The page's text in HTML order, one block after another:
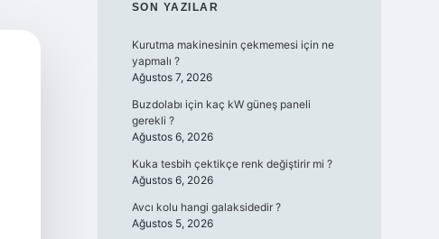
SIDEBAR
SON YAZILAR
Kurutma makinesinin çekmemesi için ne
yapmalı ?
Ağustos 7, 2026
Buzdolabı için kaç kW güneş paneli
gerekli ?
Ağustos 6, 2026
Kuka tesbih çektikçe renk değiştirir mi ?
Ağustos 6, 2026
Avcı kolu hangi galaksidedir ?
Ağustos 5, 2026